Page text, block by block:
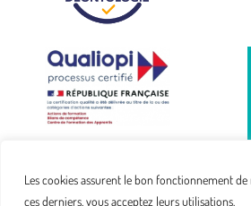
Les cookies assurent le bon fonctionnement de
ces derniers, vous acceptez leurs utilisations.